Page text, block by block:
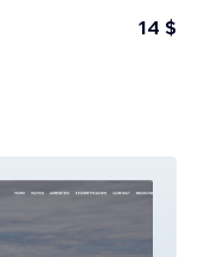
14 $